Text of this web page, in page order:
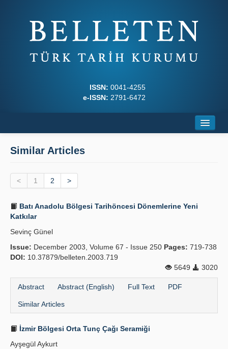
ISSN: 0041-4255
e-ISSN: 2791-6472
Journal Boards
Principles
Guidelines
Contact Us
Similar Articles
< 1 2 >
Batı Anadolu Bölgesi Tarihöncesi Dönemlerine Yeni
Katkılar
Sevinç Günel
Issue: December 2003, Volume 67 - Issue 250 Pages: 719-738
DOI: 10.37879/belleten.2003.719
5649
3020
Abstract Abstract (English) Full Text PDF
Similar Articles
İzmir Bölgesi Orta Tunç Çağı Seramiği
Ayşegül Aykurt